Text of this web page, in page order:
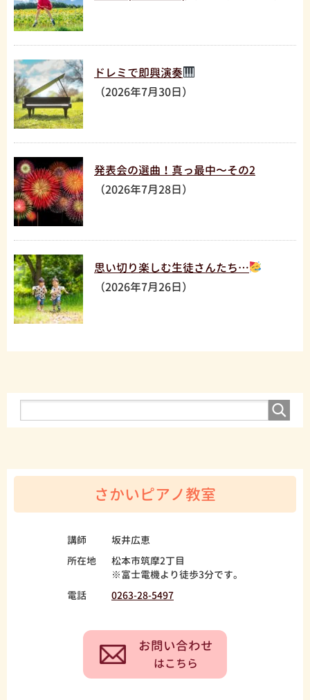
ドレミで即興演奏
（2026年7月30日）
発表会の選曲！真っ最中〜その2
（2026年7月28日）
思い切り楽しむ生徒さんたち…
（2026年7月26日）
さかいピアノ教室
講師
坂井広恵
所在地
松本市筑摩2丁目
※富士電機より徒歩3分です。
電話
0263-28-5497
お問い合わせ
はこちら